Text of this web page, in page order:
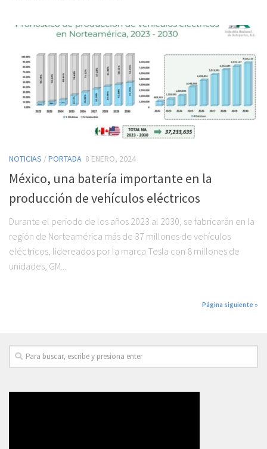
NOTICIAS /PORTADA 8 ENERO, 2024
México, una batería importante en la
producción de vehículos eléctricos
Durante el periodo de los años 2023 al 2030, se fabricarán en la
región de Norteamérica más de 37 millones de vehículos
eléctricos, lidereados por la marca Tesla con 8 millones de
unidades, GM...
Página siguiente »